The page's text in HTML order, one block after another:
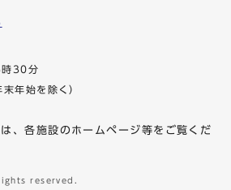
時30分
末年始を除く）
、各施設のホームページ等をご覧くだ
reserved.